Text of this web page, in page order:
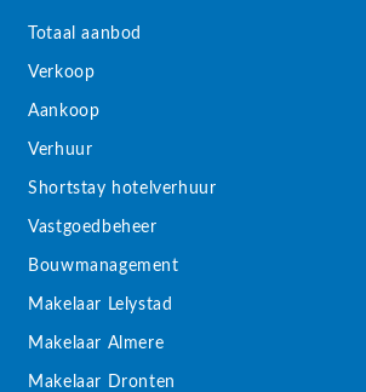
Totaal aanbod
Verkoop
Aankoop
Verhuur
Shortstay hotelverhuur
Vastgoedbeheer
Bouwmanagement
Makelaar Lelystad
Makelaar Almere
Makelaar Dronten